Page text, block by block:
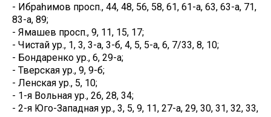
- Ибраһимов просп., 44, 48, 56, 58, 61, 61-а, 63, 63-а, 71,
83-а, 89;
- Ямашев просп., 9, 11, 15, 17;
- Чистай ур., 1, 3, 3-а, 3-б, 4, 5, 5-а, 6, 7/33, 8, 10;
- Бондаренко ур., 6, 29-а;
- Тверская ур., 9, 9-б;
- Ленская ур., 5, 10;
- 1-я Вольная ур., 26, 28, 34;
- 2-я Юго-Западная ур., 3, 5, 9, 11, 27-а, 29, 30, 31, 32, 33,